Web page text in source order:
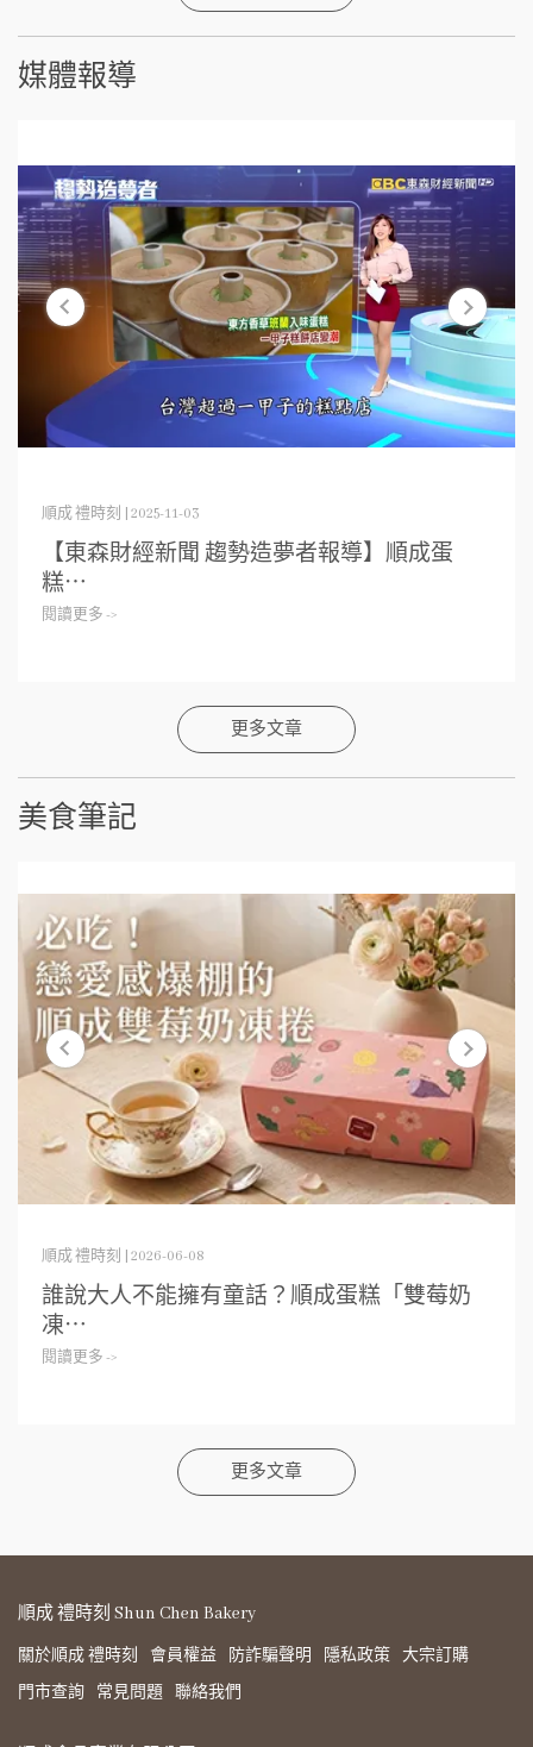
媒體報導
順成 禮時刻 | 2025-11-03
【東森財經新聞 趨勢造夢者報導】順成蛋
糕⋯
閱讀更多 ->
更多文章
美食筆記
順成 禮時刻 | 2026-06-08
誰說大人不能擁有童話？順成蛋糕「雙莓奶
凍⋯
閱讀更多 ->
更多文章
順成 禮時刻 Shun Chen Bakery
關於順成 禮時刻 會員權益 防詐騙聲明 隱私政策 大宗訂購
門市查詢
常見問題 聯絡我們